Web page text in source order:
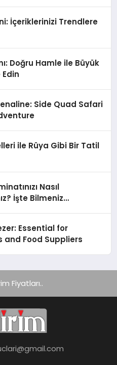
İçeriklerinizi Trendlere
Doğru Hamle ile Büyük
Side Quad Safari
ile Rüya Gibi Bir Tatil
Nasıl
İşte Bilmeniz
Essential for
and Food Suppliers
Fiyatları..